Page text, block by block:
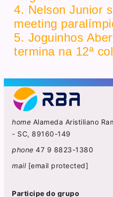
4. Nelson Junior
meeting
5. Joguinhos
termina na 12ª
home Alameda Aristiliano
- SC, 89160-149
phone 47 9 8823-1380
mail [email protected]
Participe do grupo